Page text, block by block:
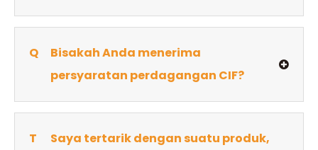
Q
Bisakah Anda menerima
persyaratan perdagangan CIF?
T
Saya tertarik dengan suatu produk,